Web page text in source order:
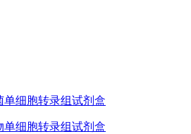
单细胞转录组试剂盒
单细胞转录组试剂盒